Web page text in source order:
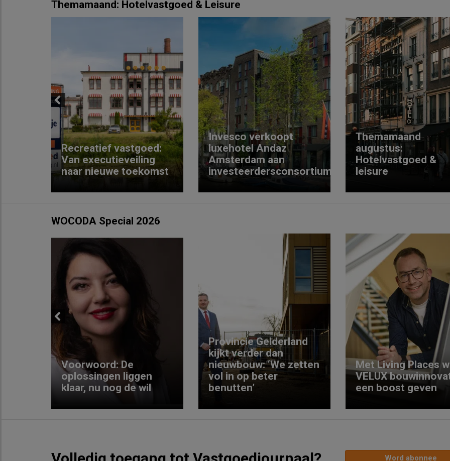
Themamaand: Hotelvastgoed & Leisure
Previous
Recreatief vastgoed:
Van executieveiling
naar nieuwe toekomst
Invesco verkoopt
luxehotel Andaz
Amsterdam aan
investeerdersconsortium
Themamaand
augustus:
Hotelvastgoed &
leisure
WOCODA Special 2026
Previous
Voorwoord: De
oplossingen liggen
klaar, nu nog de wil
Provincie Gelderland
kijkt verder dan
nieuwbouw: ‘We zetten
vol in op beter
benutten’
Met Living Places
VELUX
een boost geven
Word abonnee